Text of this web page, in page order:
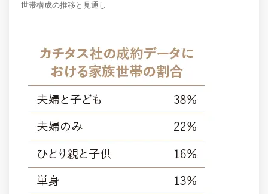
世帯構成の推移と見通し